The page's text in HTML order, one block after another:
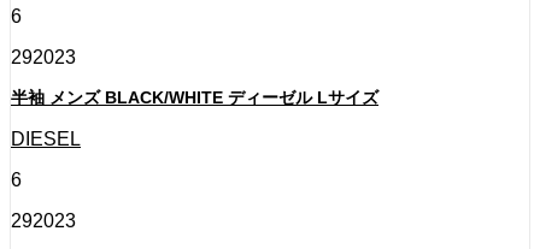
6
292023
半袖 メンズ BLACK/WHITE ディーゼル Lサイズ
DIESEL
6
292023